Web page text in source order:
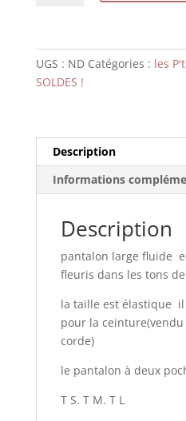
UGS : ND Catégories : les
SOLDES !
Description
Informations
Description
pantalon large fluide
fleuris dans les tons
la taille est élastique il
pour la
corde)
le pantalon à deux
T S. T M. T L